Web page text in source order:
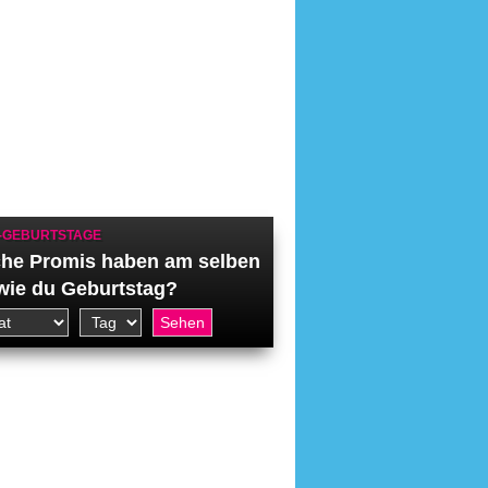
Promis haben am selben
du Geburtstag?